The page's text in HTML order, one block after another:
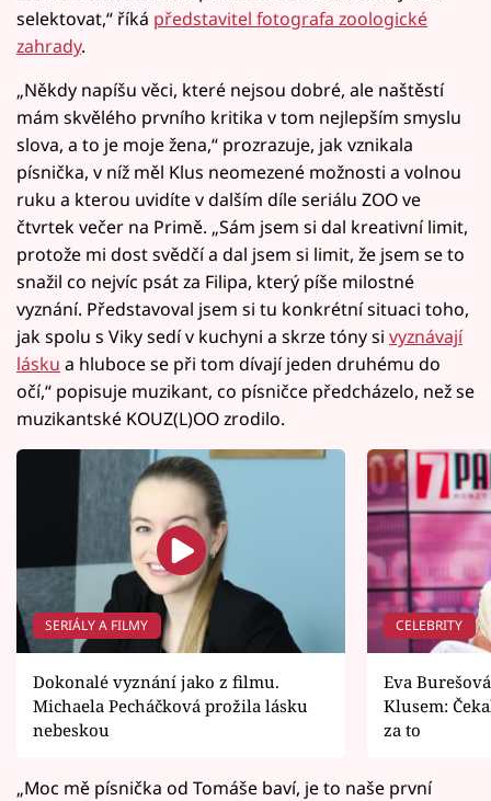
selektovat,“ říká představitel fotografa zoologické
zahrady.
„Někdy napíšu věci, které nejsou dobré, ale naštěstí
mám skvělého prvního kritika v tom nejlepším smyslu
slova, a to je moje žena,“ prozrazuje, jak vznikala
písnička, v níž měl Klus neomezené možnosti a volnou
ruku a kterou uvidíte v dalším díle seriálu ZOO ve
čtvrtek večer na Primě. „Sám jsem si dal kreativní limit,
protože mi dost svědčí a dal jsem si limit, že jsem se to
snažil co nejvíc psát za Filipa, který píše milostné
vyznání. Představoval jsem si tu konkrétní situaci toho,
jak spolu s Viky sedí v kuchyni a skrze tóny si vyznávají
lásku a hluboce se při tom dívají jeden druhému do
očí,“ popisuje muzikant, co písničce předcházelo, než se
muzikantské KOUZ(L)OO zrodilo.
SERIÁLY A FILMY
Dokonalé vyznání jako z filmu.
Michaela Pecháčková prožila lásku
nebeskou
CELEBRITY
Eva
Klusem:
za to
„Moc mě písnička od Tomáše baví, je to naše první